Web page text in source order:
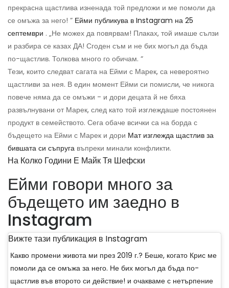
прекрасна щастлива изненада той предложи и ме помоли да
се омъжа за него! ” Ейми публикува в Instagram на 25
септември . „Не можех да повярвам! Плаках, той имаше сълзи
и разбира се казах ДА! Сгоден съм и не бих могъл да бъда
по-щастлив. Толкова много го обичам. “
Тези, които следват сагата на Ейми с Марек, са невероятно
щастливи за нея. В един момент Ейми си помисли, че никога
повече няма да се омъжи - и дори децата й не бяха
развълнувани от Марек, след като той изглеждаше постоянен
продукт в семейството. Сега обаче всички са на борда с
бъдещето на Ейми с Марек и дори Мат изглежда щастлив за
бившата си съпруга въпреки минали конфликти.
На Колко Години Е Майк Тя Шефски
Ейми говори много за
бъдещето им заедно в
Instagram
Вижте тази публикация в Instagram
Какво промени живота ми през 2019 г.? Беше, когато Крис ме
помоли да се омъжа за него. Не бих могъл да бъда по-
щастлив във второто си действие! и очакваме с нетърпение